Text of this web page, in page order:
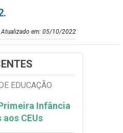
em: 05/10/2022
EDUCAÇÃO
Infância
CEUs